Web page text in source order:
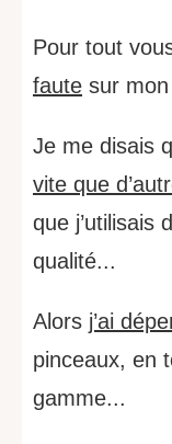
Pour tout
faute sur
Je me disais
vite que
que j’utilisais
qualité...
Alors j’ai
pinceaux, en
gamme...